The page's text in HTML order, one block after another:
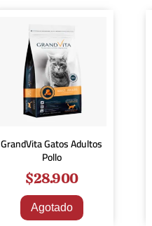
GrandVita Gatos Adultos
Pollo
$28.900
Agotado